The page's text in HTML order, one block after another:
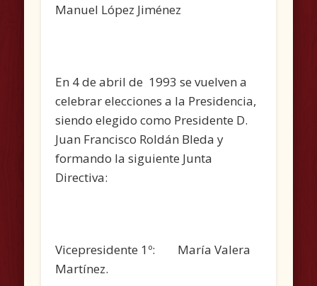
Manuel López Jiménez
En 4 de abril de 1993 se vuelven a
celebrar elecciones a la Presidencia,
siendo elegido como Presidente D.
Juan Francisco Roldán Bleda y
formando la siguiente Junta
Directiva:
Vicepresidente 1º: María Valera
Martínez.